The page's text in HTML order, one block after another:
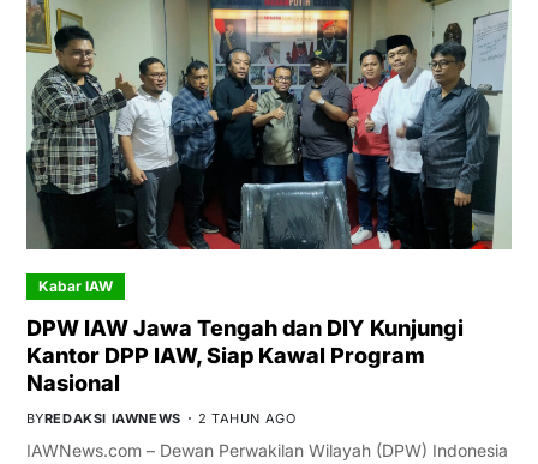
Kabar IAW
DPW IAW Jawa Tengah dan DIY Kunjungi
Kantor DPP IAW, Siap Kawal Program
Nasional
BYREDAKSI IAWNEWS 2 TAHUN AGO
IAWNews.com – Dewan Perwakilan Wilayah (DPW) Indonesia